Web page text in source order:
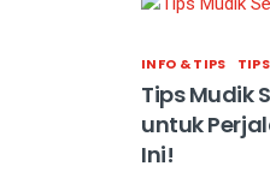
INFO & TIPS
Tips Mudik
untuk
Ini!